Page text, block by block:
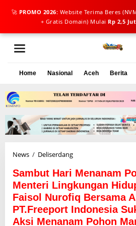
🚀 PROMO 2026: Website Terima Beres
+ Gratis Domain) Mulai Rp 2,5
L
Home Nasional Aceh Berita
News / Deliserdang
m
b
u
t
H
a
Sambut Hari Menanam
Menteri Lingkungan
Faisol Nurofiq Bersama
PT.Freeport Indonesia
Aksi Menanam Pohon